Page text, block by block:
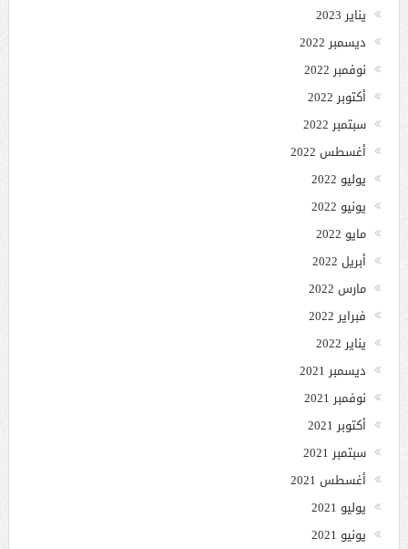
يناير 2023
ديسمبر 2022
نوفمبر 2022
أكتوبر 2022
سبتمبر 2022
أغسطس 2022
يوليو 2022
يونيو 2022
مايو 2022
أبريل 2022
مارس 2022
فبراير 2022
يناير 2022
ديسمبر 2021
نوفمبر 2021
أكتوبر 2021
سبتمبر 2021
أغسطس 2021
يوليو 2021
يونيو 2021